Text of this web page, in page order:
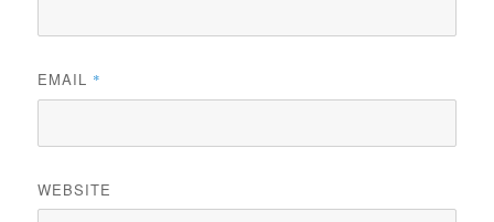
EMAIL *
WEBSITE